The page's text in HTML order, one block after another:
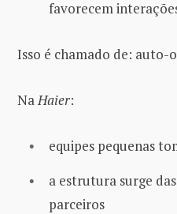
favorecem
Isso é chamado de: auto-
NaHaier:
equipes pequenas
a estrutura surge
parceiros